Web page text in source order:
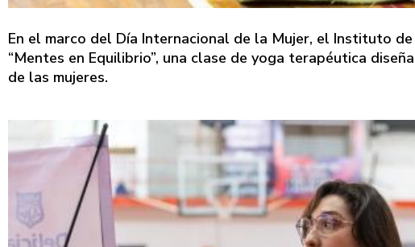
En el marco del Día Internacional de la Mujer, el Instituto
“Mentes en Equilibrio”, una clase de yoga terapéutica
de las mujeres.